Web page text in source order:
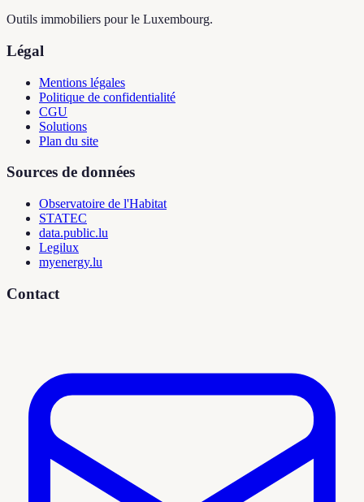
Outils immobiliers pour le Luxembourg.
Légal
Mentions légales
Politique de confidentialité
CGU
Solutions
Plan du site
Sources de données
Observatoire de l'Habitat
STATEC
data.public.lu
Legilux
myenergy.lu
Contact